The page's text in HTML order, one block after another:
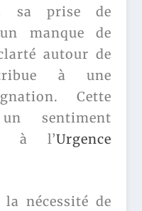
sa prise de
manque de
autour de
à une
Cette
sentiment
à l’Urgence
nécessité de